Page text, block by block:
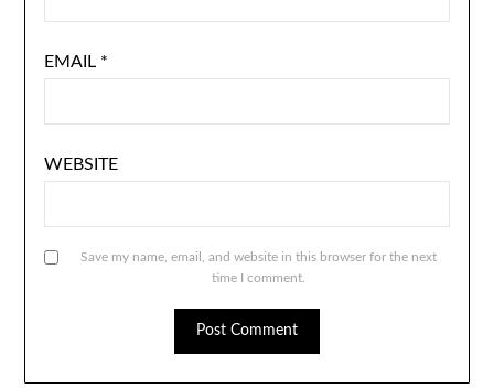
EMAIL *
WEBSITE
Save my name, email, and website in this browser for the next
time I comment.